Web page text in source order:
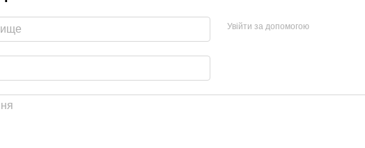
Увійти за допомогою